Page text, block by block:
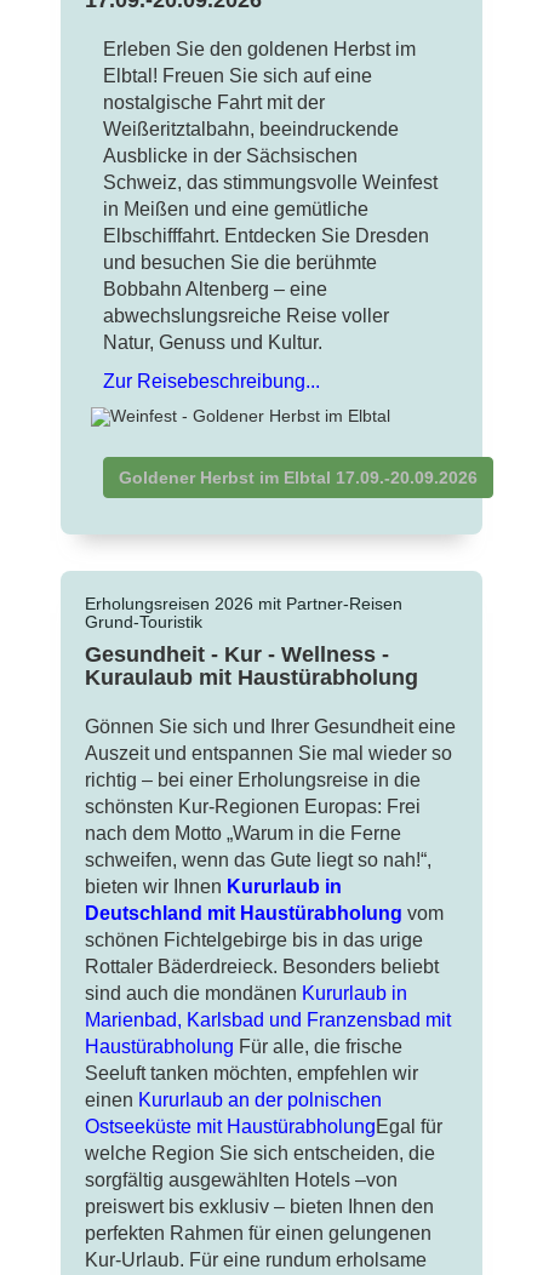
Erleben Sie den goldenen Herbst im
Elbtal! Freuen Sie sich auf eine
nostalgische Fahrt mit der
Weißeritztalbahn, beeindruckende
Ausblicke in der Sächsischen
Schweiz, das stimmungsvolle Weinfest
in Meißen und eine gemütliche
Elbschifffahrt. Entdecken Sie Dresden
und besuchen Sie die berühmte
Bobbahn Altenberg – eine
abwechslungsreiche Reise voller
Natur, Genuss und Kultur.
Zur Reisebeschreibung...
Goldener Herbst im Elbtal 17.09.-20.09.2026
Erholungsreisen 2026 mit Partner-Reisen
Grund-Touristik
Gesundheit - Kur - Wellness -
Kuraulaub mit Haustürabholung
Gönnen Sie sich und Ihrer Gesundheit eine
Auszeit und entspannen Sie mal wieder so
richtig – bei einer Erholungsreise in die
schönsten Kur-Regionen Europas: Frei
nach dem Motto „Warum in die Ferne
schweifen, wenn das Gute liegt so nah!“,
bieten wir Ihnen Kururlaub in
Deutschland mit Haustürabholung vom
schönen Fichtelgebirge bis in das urige
Rottaler Bäderdreieck. Besonders beliebt
sind auch die mondänen Kururlaub in
Marienbad, Karlsbad und Franzensbad mit
Haustürabholung Für alle, die frische
Seeluft tanken möchten, empfehlen wir
einen Kururlaub an der polnischen
Ostseeküste mit HaustürabholungEgal für
welche Region Sie sich entscheiden, die
sorgfältig ausgewählten Hotels –von
preiswert bis exklusiv – bieten Ihnen den
perfekten Rahmen für einen gelungenen
Kur-Urlaub. Für eine rundum erholsame